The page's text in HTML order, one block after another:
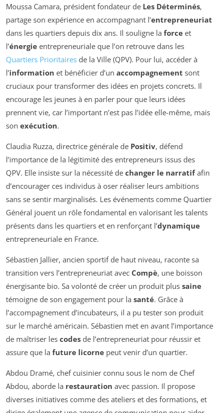
Moussa Camara, président fondateur de Les Déterminés,
partage son expérience en accompagnant l’entrepreneuriat
dans les quartiers depuis dix ans. Il souligne la force et
l’énergie entrepreneuriale que l’on retrouve dans les
Quartiers Prioritaires de la Ville (QPV). Pour lui, accéder à
l’information et bénéficier d’un accompagnement sont
cruciaux pour transformer des idées en projets concrets. Il
encourage les jeunes à en parler pour que leurs idées
prennent vie, car l’important n’est pas l’idée elle-même, mais
son exécution.
Claudia Ruzza, directrice générale de Positiv, défend
l’importance de la légitimité des entrepreneurs issus des
QPV. Elle insiste sur la nécessité de changer le narratifafin
d’encourager ces individus à oser réaliser leurs ambitions
sans se sentir marginalisés. Les événements comme Quartier
Général jouent un rôle fondamental en valorisant les talents
présents dans les quartiers et en renforçant l’dynamique
entrepreneuriale en France.
Sébastien Jallier, ancien sportif de haut niveau, raconte sa
transition vers l’entrepreneuriat avec Compè, une boisson
énergisante bio. Sa volonté de créer un produit plus saine
témoigne de son engagement pour la santé. Grâce à
l’accompagnement d’incubateurs, il a pu tester son produit
sur le marché américain. Sébastien met en avant l’importance
de maîtriser les codes de l’entrepreneuriat pour réussir et
assure que la future licorne peut venir d’un quartier.
Abdou Dramé, chef cuisinier connu sous le nom de Chef
Abdou, aborde la restauration avec passion. Il propose
diverses initiatives comme des ateliers et des formations, et